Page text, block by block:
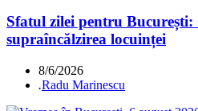
Sfatul zilei pentru
supraîncălzirea locuinței
8/6/2026
.Radu Marinescu